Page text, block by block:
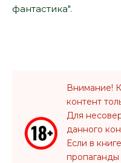
фантастика".
Внимание!
контент
Для
данного
Если в